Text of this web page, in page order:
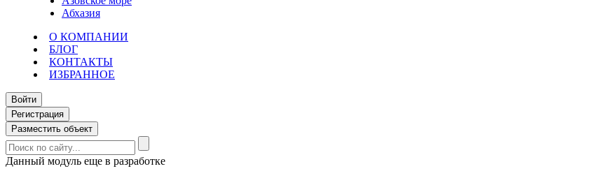
Абхазия
О КОМПАНИИ
БЛОГ
КОНТАКТЫ
ИЗБРАННОЕ
Войти
Регистрация
Разместить объект
Данный модуль еще в разработке